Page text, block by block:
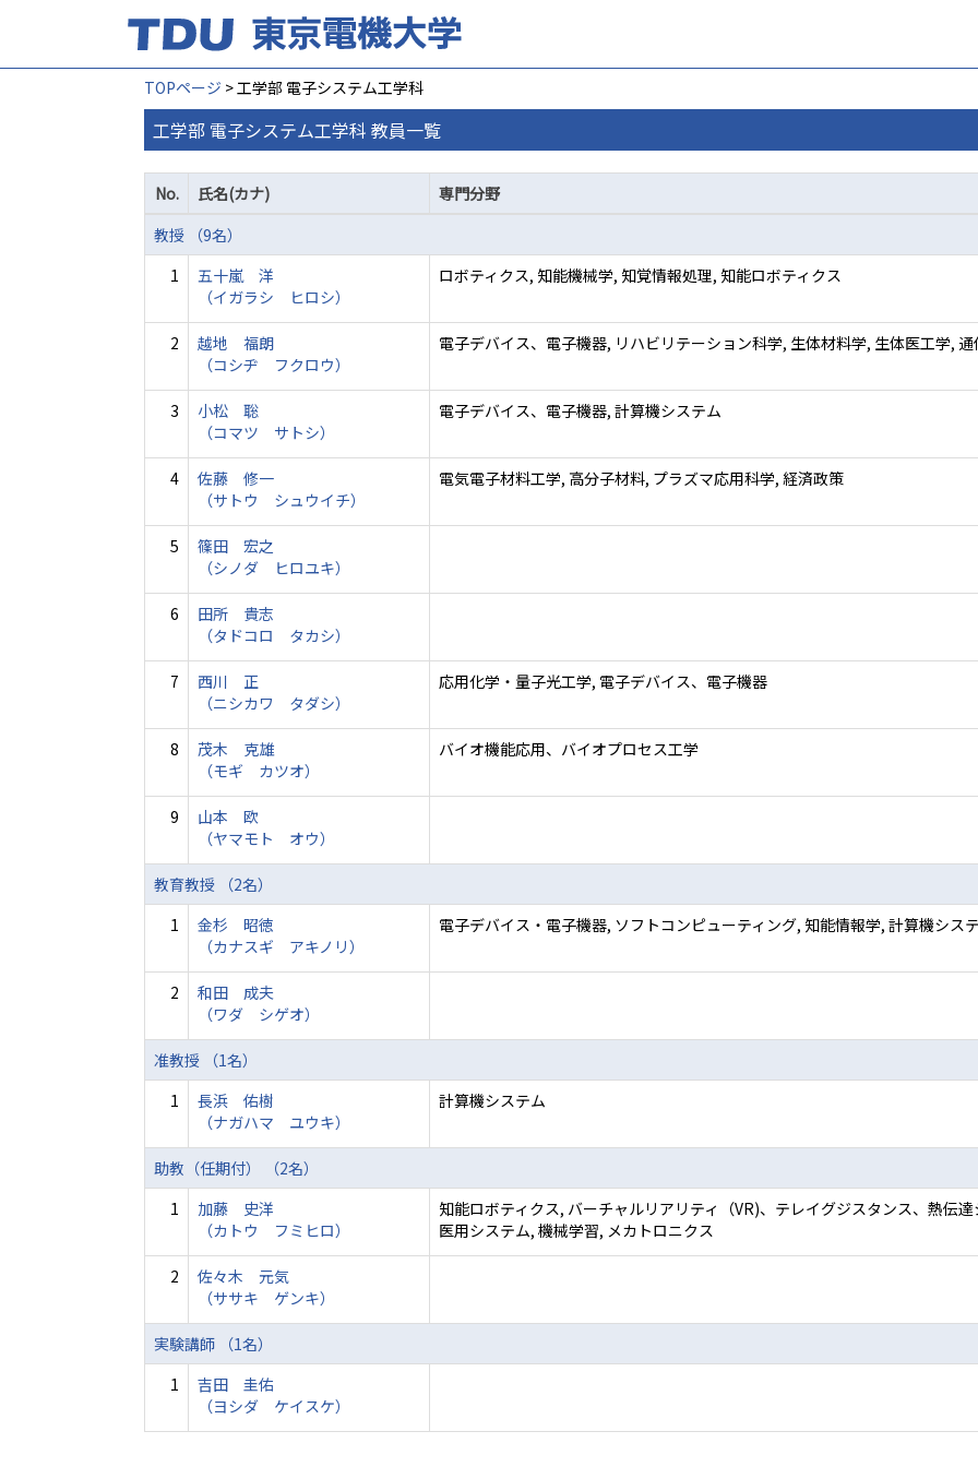
TOPページ > 工学部 電子システム工学科
工学部 電子システム工学科 教員一覧
No. 氏名(カナ)
専門分野
教授 （9名）
1
五十嵐 洋
（イガラシ ヒロシ）
ロボティクス, 知能機械学, 知覚情報処理, 知能ロボティクス
2
越地 福朗
（コシヂ フクロウ）
電子デバイス、電子機器, リハビリテーション科学, 生体材料学, 生体医工学,
3
小松 聡
（コマツ サトシ）
電子デバイス、電子機器, 計算機システム
4
佐藤 修一
（サトウ シュウイチ）
電気電子材料工学, 高分子材料, プラズマ応用科学, 経済政策
5
篠田 宏之
（シノダ ヒロユキ）
6
田所 貴志
（タドコロ タカシ）
7
西川 正
（ニシカワ タダシ）
応用化学・量子光工学, 電子デバイス、電子機器
8
茂木 克雄
（モギ カツオ）
バイオ機能応用、バイオプロセス工学
9
山本 欧
（ヤマモト オウ）
教育教授 （2名）
1
金杉 昭徳
（カナスギ アキノリ）
電子デバイス・電子機器, ソフトコンピューティング, 知能情報学, 計算機シス
2
和田 成夫
（ワダ シゲオ）
准教授 （1名）
1
長浜 佑樹
（ナガハマ ユウキ）
計算機システム
助教（任期付） （2名）
1
加藤 史洋
（カトウ フミヒロ）
知能ロボティクス, バーチャルリアリティ（VR)、テレイグジスタンス、熱伝
医用システム, 機械学習, メカトロニクス
2
佐々木 元気
（ササキ ゲンキ）
実験講師 （1名）
1
吉田 圭佑
（ヨシダ ケイスケ）